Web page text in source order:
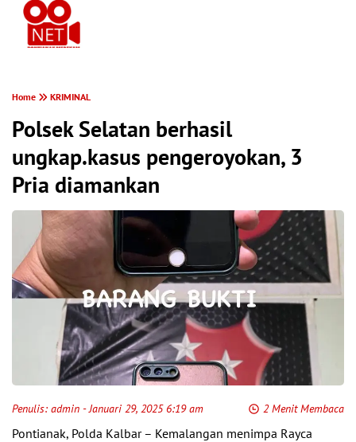
Home KRIMINAL
Polsek Selatan berhasil
ungkap.kasus pengeroyokan, 3
Pria diamankan
Penulis: admin - Januari 29, 2025 6:19 am 2 Menit Membaca
Pontianak, Polda Kalbar – Kemalangan menimpa Rayca